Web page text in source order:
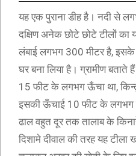
यह एक पुराना डीह है। नदी से
दक्षिण अनेक छोटे छोटे टीलों का
लंबाई लगभग 300 मीटर है, इसके
घर बना लिया है। ग्रामीण
15 फीट के लगभग ऊँचा था,
इसकी ऊँचाई 10 फीट के लगभग
ढाल वहुत दूर तक तालाब के
दिशामे दीवाल की तरह यह